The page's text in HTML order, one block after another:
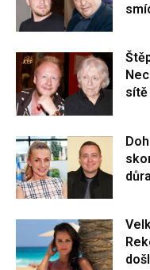
sítě